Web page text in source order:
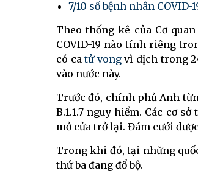
7/10 số bệnh nhân
Theo thống kê của Cơ
COVID-19 nào tính riêng
có catử vongvì dịch trong
vào nước này.
Trước đó, chính phủ Anh
B.1.1.7 nguy hiểm. Các cơ
mở cửa trở lại. Đám cưới
Trong khi đó, tại những
thứ ba đang đổ bộ.